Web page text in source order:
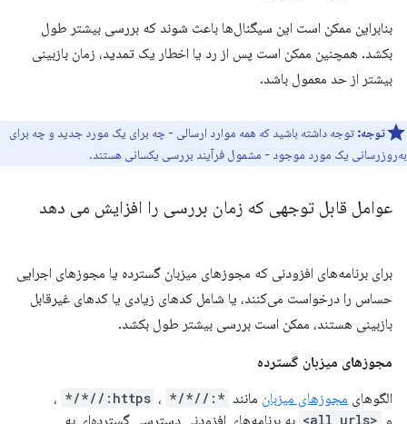
بنابراین ممکن است این سیگنال‌ها باعث شوند که بررسی بیشتر طول
بکشد. همچنین ممکن است پس از رد یا اخطار یک تمدید، زمان بازبینی
بیشتر از حد معمول باشد.
توجه: توجه داشته باشید که همه موارد ارسالی - چه برای یک مورد جدید و چه برای
به‌روزرسانی یک مورد موجود - مشمول فرآیند بررسی یکسانی هستند.
عوامل قابل توجهی که زمان بررسی را افزایش می دهد
برای برنامه‌های افزودنی که مجوزهای میزبان گسترده یا مجوزهای اجرایی
حساس را درخواست می‌کنند، یا شامل کدهای زیادی یا کدهای غیرقابل
بازبینی هستند، ممکن است بررسی بیشتر طول بکشد.
مجوزهای میزبان گسترده
الگوهای مجوزهای میزبان مانند *://*/* ، https://*/*
،
و <all_urls> به برنامه‌های افزودنی دسترسی گسترده‌ای به